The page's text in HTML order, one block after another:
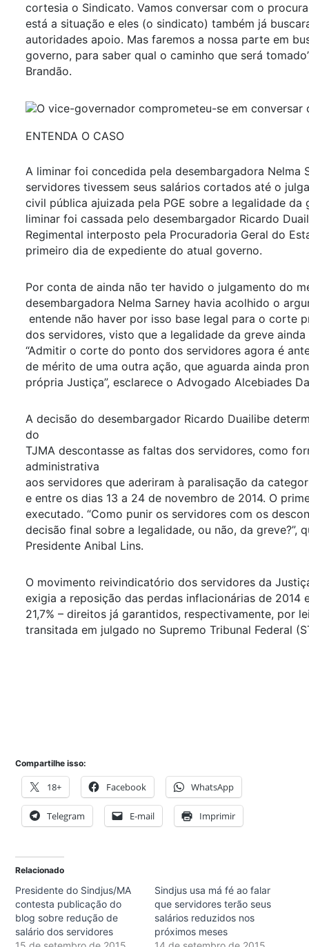
cortesia o Sindicato. Vamos conversar com o
está a situação e eles (o sindicato) também já
autoridades apoio. Mas faremos a nossa parte em
governo, para saber qual o caminho que será
Brandão.
ENTENDA O CASO
A liminar foi concedida pela desembargadora Nelma
servidores tivessem seus salários cortados até o
civil pública ajuizada pela PGE sobre a legalidade da
liminar foi cassada pelo desembargador Ricardo
Regimental interposto pela Procuradoria Geral do
primeiro dia de expediente do atual governo.
Por conta de ainda não ter havido o julgamento do
desembargadora Nelma Sarney havia acolhido o
entende não haver por isso base legal para o corte
dos servidores, visto que a legalidade da greve
“Admitir o corte do ponto dos servidores agora é
de mérito de uma outra ação, que aguarda ainda
própria Justiça”, esclarece o Advogado Alcebiades
A decisão do desembargador Ricardo Duailibe
do
TJMA descontasse as faltas dos servidores, como
administrativa
aos servidores que aderiram à paralisação da
e entre os dias 13 a 24 de novembro de 2014. O
executado. “Como punir os servidores com os
decisão final sobre a legalidade, ou não, da greve?”,
Presidente Anibal Lins.
O movimento reivindicatório dos servidores da
exigia a reposição das perdas inflacionárias de 2014
21,7% – direitos já garantidos, respectivamente, por
transitada em julgado no Supremo Tribunal Federal
Compartilhe isso:
18+ Facebook WhatsApp
Telegram E-mail Imprimir
Relacionado
Presidente do Sindjus/MA
contesta publicação do
blog sobre redução de
salário dos servidores
Sindjus usa má fé ao falar
que servidores terão seus
salários reduzidos nos
próximos meses